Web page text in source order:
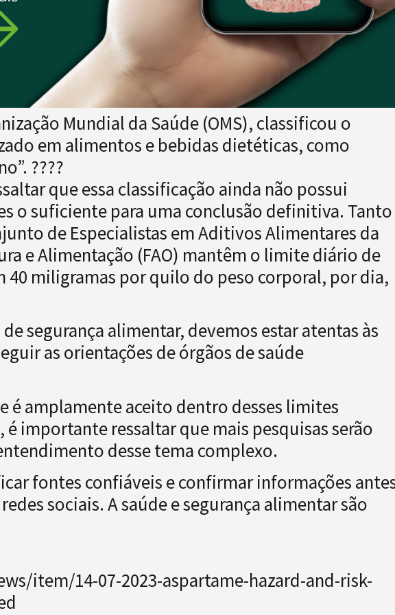
Mundial da Saúde (OMS), classificou o
em alimentos e bebidas dietéticas, como
????
que essa classificação ainda não possui
o suficiente para uma conclusão definitiva. Tanto
de Especialistas em Aditivos Alimentares da
e Alimentação (FAO) mantêm o limite diário de
40 miligramas por quilo do peso corporal, por dia,
segurança alimentar, devemos estar atentas às
as orientações de órgãos de saúde
é amplamente aceito dentro desses limites
importante ressaltar que mais pesquisas serão
desse tema complexo.
fontes confiáveis e confirmar informações
sociais. A saúde e segurança alimentar são
item/14-07-2023-aspartame-hazard-and-risk-